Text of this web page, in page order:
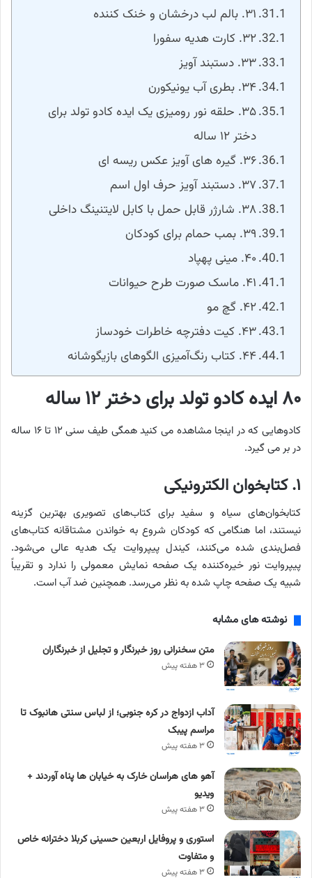
۳۱. بالم لب درخشان و خنک کننده
۳۲. کارت هدیه سفورا
۳۳. دستبند آویز
۳۴. بطری آب یونیکورن
۳۵. حلقه نور رومیزی یک ایده کادو تولد برای
دختر ۱۲ ساله
۳۶. گیره های آویز عکس ریسه ای
۳۷. دستبند آویز حرف اول اسم
۳۸. شارژر قابل حمل با کابل لایتنینگ داخلی
۳۹. بمب حمام برای کودکان
۴۰. مینی پهپاد
۴۱. ماسک صورت طرح حیوانات
۴۲. گچ مو
۴۳. کیت دفترچه خاطرات خودساز
۴۴. کتاب رنگ‌آمیزی الگوهای بازیگوشانه
۸۰ ایده کادو تولد برای دختر ۱۲ ساله
کادوهایی که در اینجا مشاهده می کنید همگی طیف سنی ۱۲ تا ۱۶ ساله
در بر می گیرد.
۱. کتابخوان الکترونیکی
کتابخوان‌های سیاه و سفید برای کتاب‌های تصویری بهترین گزینه
نیستند، اما هنگامی که کودکان شروع به خواندن مشتاقانه کتاب‌های
فصل‌بندی شده می‌کنند، کیندل پیپروایت یک هدیه عالی می‌شود.
پیپروایت نور خیره‌کننده یک صفحه نمایش معمولی را ندارد و تقریباً
شبیه یک صفحه چاپ شده به نظر می‌رسد. همچنین ضد آب است.
نوشته های مشابه
متن سخنرانی روز خبرنگار و تجلیل از خبرنگاران
۳ هفته پیش
آداب ازدواج در کره جنوبی؛ از لباس سنتی هانبوک تا
مراسم پیبک
۳ هفته پیش
آهو های هراسان خارک به خیابان ها پناه آوردند +
ویدیو
۳ هفته پیش
استوری و پروفایل اربعین حسینی کربلا دخترانه خاص
و متفاوت
۳ هفته پیش